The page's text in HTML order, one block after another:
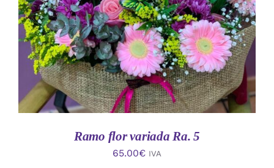
DETALLES
Ramo flor variada Ra. 5
65.00€ IVA